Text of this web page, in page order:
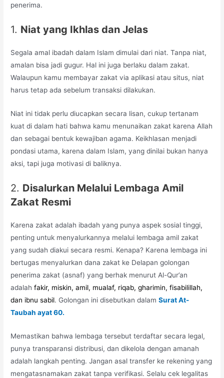
penerima.
1. Niat yang Ikhlas dan Jelas
Segala amal ibadah dalam Islam dimulai dari niat. Tanpa niat,
amalan bisa jadi gugur. Hal ini juga berlaku dalam zakat.
Walaupun kamu membayar zakat via aplikasi atau situs, niat
harus tetap ada sebelum transaksi dilakukan.
Niat ini tidak perlu diucapkan secara lisan, cukup tertanam
kuat di dalam hati bahwa kamu menunaikan zakat karena Allah
dan sebagai bentuk kewajiban agama. Keikhlasan menjadi
pondasi utama, karena dalam Islam, yang dinilai bukan hanya
aksi, tapi juga motivasi di baliknya.
2. Disalurkan Melalui Lembaga Amil
Zakat Resmi
Karena zakat adalah ibadah yang punya aspek sosial tinggi,
penting untuk menyalurkannya melalui lembaga amil zakat
yang sudah diakui secara resmi. Kenapa? Karena lembaga ini
bertugas menyalurkan dana zakat ke Delapan golongan
penerima zakat (asnaf) yang berhak menurut Al-Qur’an
adalahfakir, miskin, amil, mualaf, riqab, gharimin, fisabilillah,
dan ibnu sabil. Golongan ini disebutkan dalamSurat At-
Taubah ayat 60.
Memastikan bahwa lembaga tersebut terdaftar secara legal,
punya transparansi distribusi, dan dikelola dengan amanah
adalah langkah penting. Jangan asal transfer ke rekening yang
mengatasnamakan zakat tanpa verifikasi. Selalu cek legalitas